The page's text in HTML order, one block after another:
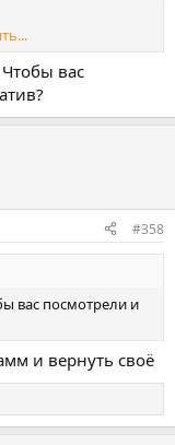
вас
#358
вас посмотрели и
и вернуть своё